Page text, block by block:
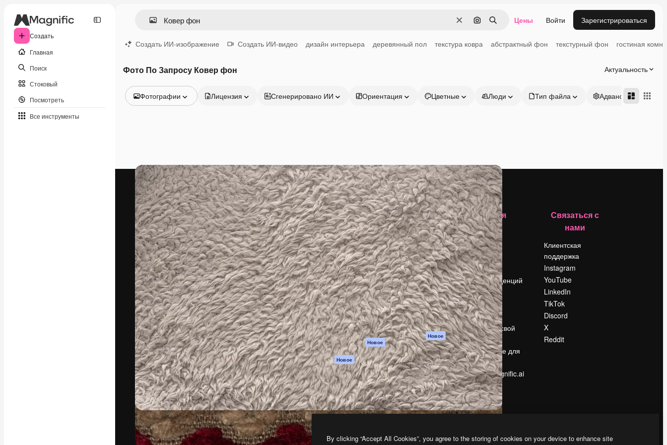
Создать
Главная
Поиск
Стоковый
Посмотреть
Все инструменты
ОчиститьПоиск по изображению
Поиск Цены Войти Зарегистрироваться
Создать ИИ-изображение Создать ИИ-видео дизайн интерьера деревянный пол текстура ковра абстрактный фон текстурный фон гостиная
Фото По Запросу Ковер фон Актуальность
Фотографии
Видео
Видеоролик
Моушн-дизайн
Видеошаблоны
Иконки
3D-модели
Шрифты
Лицензия Сгенерировано ИИ Ориентация Цветные Люди Тип файла Адвансд
Креативная платформа для создания
ваших лучших работ. Более 1 миллиона
подписчиков среди креаторов,
предприятий, агентств и студий.
Pусский
Продукция
Spaces
ИИ-помощник
Генератор
изображений ИИ
Генератор видео
ИИ
Генератор голоса
на основе ИИ
Стоковый контент
MCP для
Claude/ChatGPT
Новое
Агенты Новое
API
Мобильное
приложение
Все инструменты
Magnific
Начать
Academy
Документация по
Пакету ИИ
Служба
поддержки
Условия и
положения
Политика
конфиденциальности
Оригиналы Новое
Политика файлов
cookie
Центр доверия
Партнеры
Предприятие
Компания
Цены
О нас
Reviews
Вакансии
Поиск тенденций
Блог
События
Slidesgo
Продайте свой
контент
Помещение для
прессы
Ищете magnific.ai
Связаться с
нами
Клиентская
поддержка
Instagram
YouTube
LinkedIn
TikTok
Discord
X
Reddit
By clicking “Accept All Cookies”, you agree to the storing of cookies on your device to enhance site